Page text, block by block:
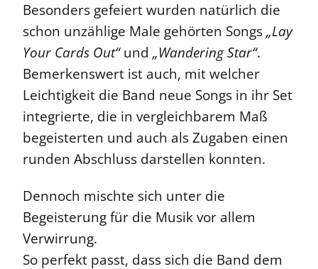
Besonders gefeiert wurden natürlich die
schon unzählige Male gehörten Songs„Lay
Your Cards Out“und „Wandering Star“.
Bemerkenswert ist auch, mit welcher
Leichtigkeit die Band neue Songs in ihr Set
integrierte, die in vergleichbarem Maß
begeisterten und auch als Zugaben einen
runden Abschluss darstellen konnten.
Dennoch mischte sich unter die
Begeisterung für die Musik vor allem
Verwirrung.
So perfekt passt, dass sich die Band dem